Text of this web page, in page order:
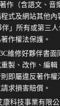
作（含語文、音
式及網站其他內
伴」所有或第三
作權法保護。
維修好夥伴書面
製、改作、編輯
即屬違反著作權
求損害賠償。
康科技事業有限公